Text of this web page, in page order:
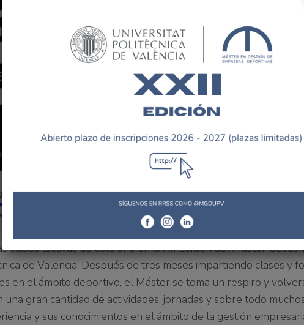
lectivas de este año en la XII Edición del Máster Gestión
de Valencia. Después de tres meses impartiendo clases y
en el ámbito deportivo, el Máster se toma un respiro y
gran cantidad de actividades, jornadas y sobre todo
y sus conocimientos en el ámbito de la gestión